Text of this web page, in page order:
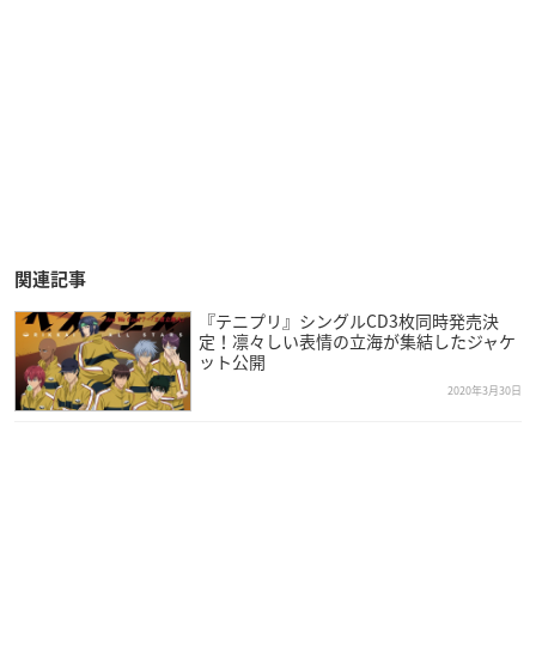
関連記事
『テニプリ』シングルCD3枚同時発売決
定！凛々しい表情の立海が集結したジャケ
ット公開
2020年3月30日